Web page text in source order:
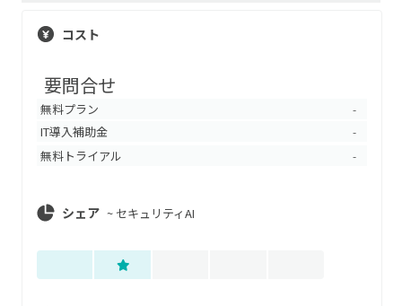
コスト
要問合せ
無料プラン -
IT導入補助金 -
無料トライアル -
シェア ~ セキュリティAI